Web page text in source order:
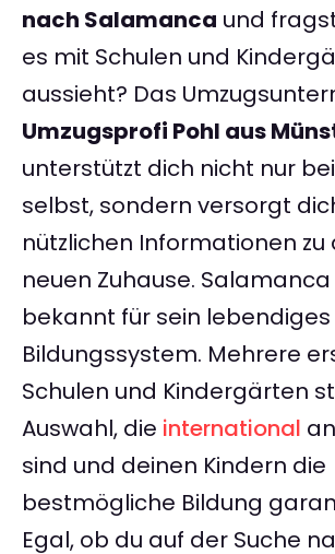
nach Salamanca und
es mit Schulen und
aussieht? Das
Umzugsprofi Pohl aus
unterstützt dich nicht nur
selbst, sondern versorgt
nützlichen Informationen zu
neuen Zuhause. Salamanca
bekannt für sein lebendiges
Bildungssystem. Mehrere
Schulen und Kindergärten
Auswahl, die international
sind und deinen Kindern die
bestmögliche Bildung
Egal, ob du auf der Suche